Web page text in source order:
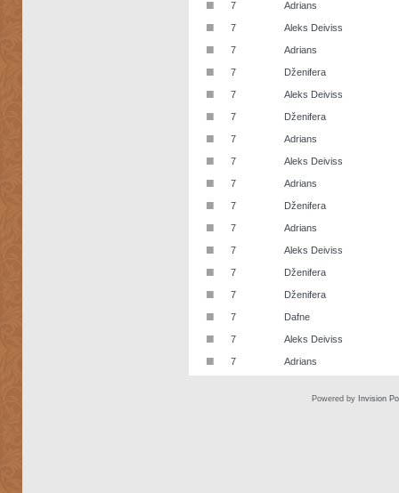
■ 7 Adrians
■ 7 Aleks Deiviss
■ 7 Adrians
■ 7 Dženifera
■ 7 Aleks Deiviss
■ 7 Dženifera
■ 7 Adrians
■ 7 Aleks Deiviss
■ 7 Adrians
■ 7 Dženifera
■ 7 Adrians
■ 7 Aleks Deiviss
■ 7 Dženifera
■ 7 Dženifera
■ 7 Dafne
■ 7 Aleks Deiviss
■ 7 Adrians
Powered by Invision